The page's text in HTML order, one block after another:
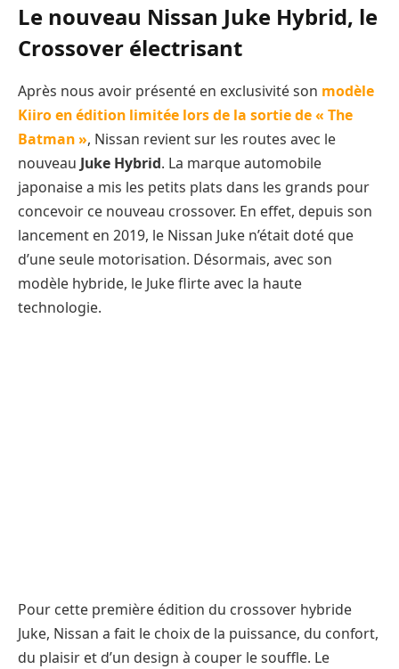
Le nouveau Nissan Juke Hybrid, le
Crossover électrisant
Après nous avoir présenté en exclusivité son modèle
Kiiro en édition limitée lors de la sortie de « The
Batman », Nissan revient sur les routes avec le
nouveau Juke Hybrid. La marque automobile
japonaise a mis les petits plats dans les grands pour
concevoir ce nouveau crossover. En effet, depuis son
lancement en 2019, le Nissan Juke n’était doté que
d’une seule motorisation. Désormais, avec son
modèle hybride, le Juke flirte avec la haute
technologie.
Pour cette première édition du crossover hybride
Juke, Nissan a fait le choix de la puissance, du confort,
du plaisir et d’un design à couper le souffle. Le